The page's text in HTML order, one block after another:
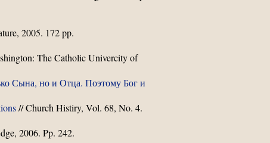
2005. 172 pp.
The Catholic Univercity of
Сына, но и Отца. Поэтому Бог и
// Church Histiry, Vol. 68, No. 4.
2006. Pp. 242.